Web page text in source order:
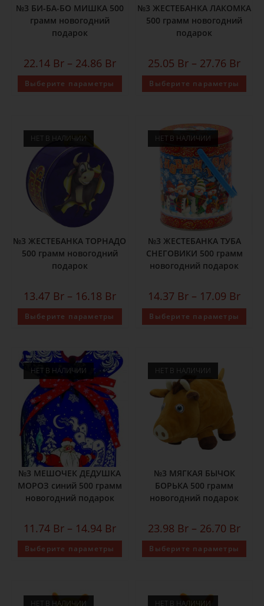
№3 БИ-БА-БО МИШКА 500
грамм новогодний
подарок
22.14 Br– 24.86 Br
Выберите параметры
№3 ЖЕСТЕБАНКА ЛАКОМКА
500 грамм новогодний
подарок
25.05 Br – 27.76 Br
Выберите параметры
НЕТ В НАЛИЧИИ
№3 ЖЕСТЕБАНКА ТОРНАДО
500 грамм новогодний
подарок
13.47 Br– 16.18 Br
Выберите параметры
НЕТ В НАЛИЧИИ
№3 ЖЕСТЕБАНКА ТУБА
СНЕГОВИКИ 500 грамм
новогодний подарок
14.37 Br – 17.09 Br
Выберите параметры
НЕТ В НАЛИЧИИ
№3 МЕШОЧЕК ДЕДУШКА
МОРОЗ синий 500 грамм
новогодний подарок
11.74 Br– 14.94 Br
Выберите параметры
НЕТ В НАЛИЧИИ
№3 МЯГКАЯ БЫЧОК
БОРЬКА 500 грамм
новогодний подарок
23.98 Br – 26.70 Br
Выберите параметры
НЕТ В НАЛИЧИИ НЕТ В НАЛИЧИИ